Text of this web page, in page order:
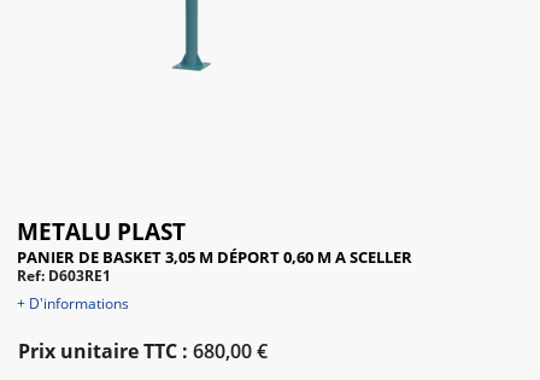
METALU PLAST
PANIER DE BASKET 3,05 M DÉPORT 0,60 M A SCELLER
Ref: D603RE1
+ D'informations
Prix unitaire TTC : 680,00 €